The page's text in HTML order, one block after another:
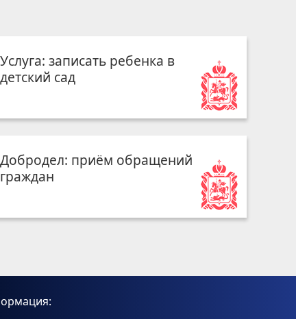
Услуга: записать ребенка в
детский сад
Добродел: приём обращений
граждан